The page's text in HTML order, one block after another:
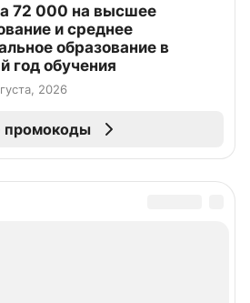
72 000 на высшее
и среднее
образование в
год обучения
2026
промокоды